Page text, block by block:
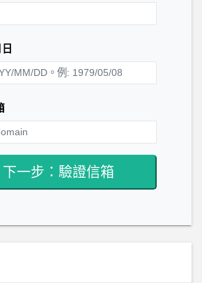
下一步：驗證信箱